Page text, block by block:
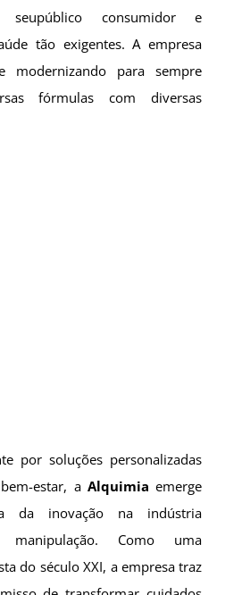
seupúblico consumidor e
tão exigentes. A empresa
modernizando para sempre
fórmulas com diversas
por soluções personalizadas
estar, a Alquimia emerge
da inovação na indústria
manipulação. Como uma
do século XXI, a empresa traz